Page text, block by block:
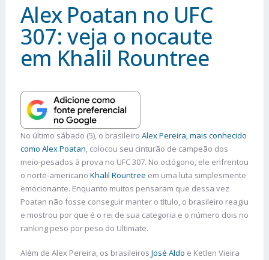
Alex Poatan no UFC
307: veja o nocaute
em Khalil Rountree
No último sábado (5), o brasileiro Alex Pereira, mais conhecido
como Alex Poatan, colocou seu cinturão de campeão dos
meio-pesados à prova no UFC 307. No octógono, ele enfrentou
o norte-americano Khalil Rountree em uma luta simplesmente
emocionante. Enquanto muitos pensaram que dessa vez
Poatan não fosse conseguir manter o título, o brasileiro reagiu
e mostrou por que é o rei de sua categoria e o número dois no
ranking peso por peso do Ultimate.
Além de Alex Pereira, os brasileiros José Aldo e Ketlen Vieira